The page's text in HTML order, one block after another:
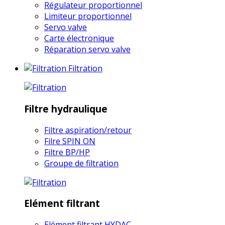
Régulateur proportionnel
Limiteur proportionnel
Servo valve
Carte électronique
Réparation servo valve
Filtration
Filtre hydraulique
Filtre aspiration/retour
Filre SPIN ON
Filtre BP/HP
Groupe de filtration
Elément filtrant